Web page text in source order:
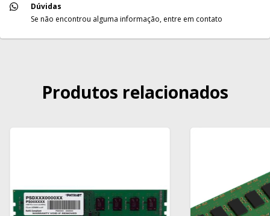
Dúvidas
Se não encontrou alguma informação, entre em contato
Produtos relacionados